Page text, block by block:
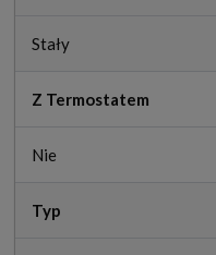
Stały
Z Termostatem
Nie
Typ